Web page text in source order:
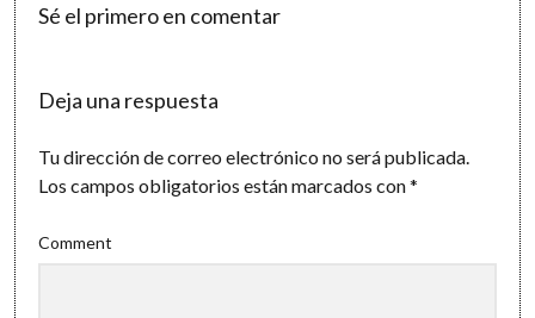
Sé el primero en comentar
Deja una respuesta
Tu dirección de correo electrónico no será publicada.
Los campos obligatorios están marcados con*
Comment